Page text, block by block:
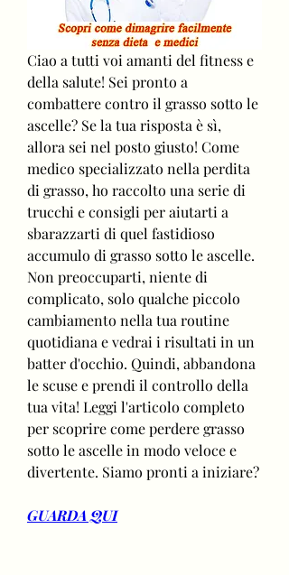
Ciao a tutti voi amanti del fitness e
della salute! Sei pronto a
combattere contro il grasso sotto le
ascelle? Se la tua risposta è sì,
allora sei nel posto giusto! Come
medico specializzato nella perdita
di grasso, ho raccolto una serie di
trucchi e consigli per aiutarti a
sbarazzarti di quel fastidioso
accumulo di grasso sotto le ascelle.
Non preoccuparti, niente di
complicato, solo qualche piccolo
cambiamento nella tua routine
quotidiana e vedrai i risultati in un
batter d'occhio. Quindi, abbandona
le scuse e prendi il controllo della
tua vita! Leggi l'articolo completo
per scoprire come perdere grasso
sotto le ascelle in modo veloce e
divertente. Siamo pronti a iniziare?
GUARDA QUI